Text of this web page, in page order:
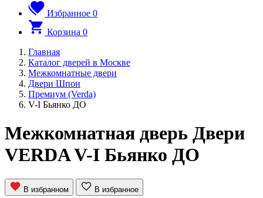
Избранное 0
Корзина 0
Главная
Каталог дверей в Москве
Межкомнатные двери
Двери Шпон
Премиум (Verda)
V-I Бьянко ДО
Межкомнатная дверь Двери
VERDA V-I Бьянко ДО
В избранном В избранное